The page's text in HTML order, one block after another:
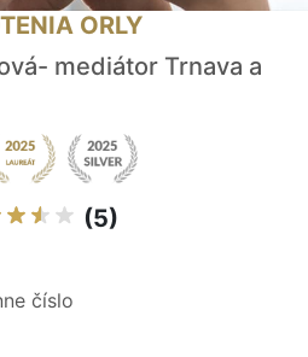
ORLY
mediátor Trnava a
(5)
číslo